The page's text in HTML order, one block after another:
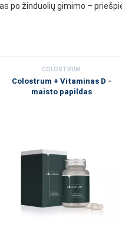
po žinduolių gimimo –
COLOSTRUM
Colostrum + Vitaminas D -
maisto papildas